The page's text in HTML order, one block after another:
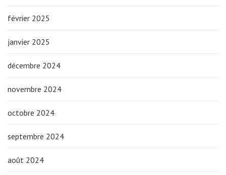
février 2025
janvier 2025
décembre 2024
novembre 2024
octobre 2024
septembre 2024
août 2024